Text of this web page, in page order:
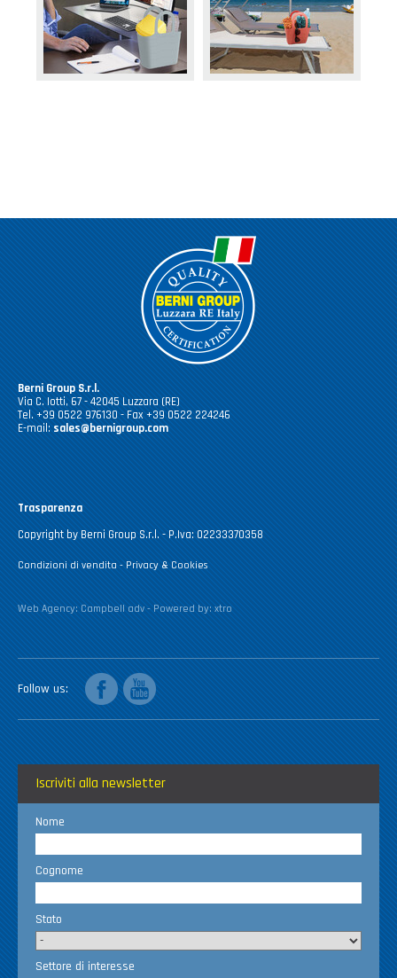
Berni Group S.r.l.
Via C. Iotti, 67 - 42045 Luzzara (RE)
Tel. +39 0522 976130 - Fax +39 0522 224246
E-mail: sales@bernigroup.com
Trasparenza
Copyright by Berni Group S.r.l. - P.Iva: 02233370358
Condizioni di vendita - Privacy & Cookies
Web Agency: Campbell adv - Powered by: xtro
Follow us
facebookyoutube
Iscriviti alla newsletter
Nome
Cognome
Stato
Settore di interesse